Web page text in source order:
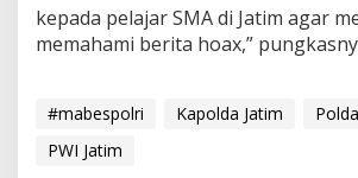
kepada pelajar SMA di Jatim agar
memahami berita hoax,”
#mabespolri Kapolda Jatim
PWI Jatim